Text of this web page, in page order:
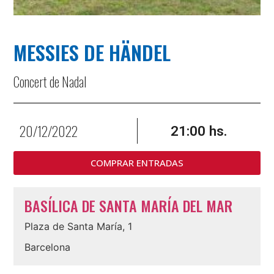
MESSIES DE HÄNDEL
Concert de Nadal
20/12/2022 21:00 hs.
COMPRAR ENTRADAS
BASÍLICA DE SANTA MARÍA DEL MAR
Plaza de Santa María, 1
Barcelona